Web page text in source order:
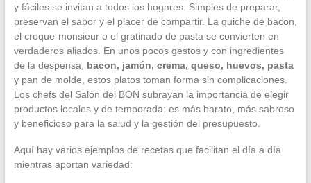
y fáciles se invitan a todos los hogares. Simples de preparar,
preservan el sabor y el placer de compartir. La quiche de bacon,
el croque-monsieur o el gratinado de pasta se convierten en
verdaderos aliados. En unos pocos gestos y con ingredientes
de la despensa, bacon, jamón, crema, queso, huevos, pasta
y pan de molde, estos platos toman forma sin complicaciones.
Los chefs del Salón del BON subrayan la importancia de elegir
productos locales y de temporada: es más barato, más sabroso
y beneficioso para la salud y la gestión del presupuesto.
Aquí hay varios ejemplos de recetas que facilitan el día a día
mientras aportan variedad: